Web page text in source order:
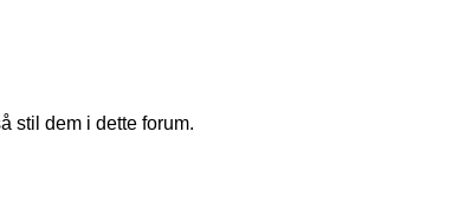
stil dem i dette forum.